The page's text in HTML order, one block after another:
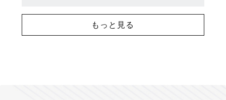
もっと見る